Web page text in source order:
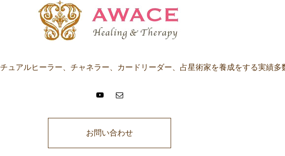
ュアルヒーラー、チャネラー、カードリーダー、占星術家を養成をする実績多
お問い合わせ